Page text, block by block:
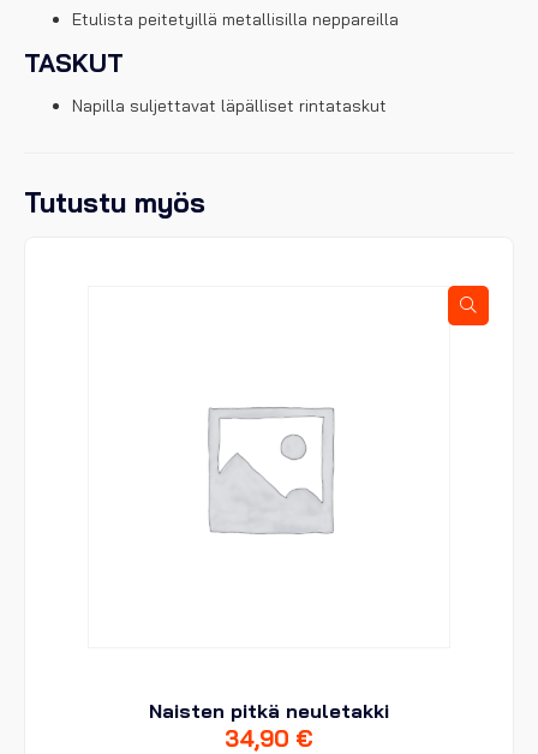
Etulista peitetyillä metallisilla neppareilla
TASKUT
Napilla suljettavat läpälliset rintataskut
Tutustu myös
Naisten pitkä neuletakki
34,90 €